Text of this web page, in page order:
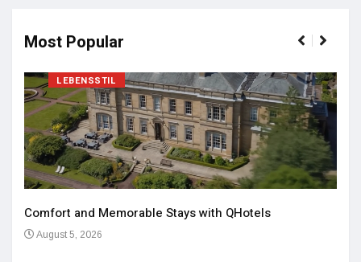
Most Popular
LEBENSSTIL
Comfort and Memorable Stays with QHotels
August 5, 2026